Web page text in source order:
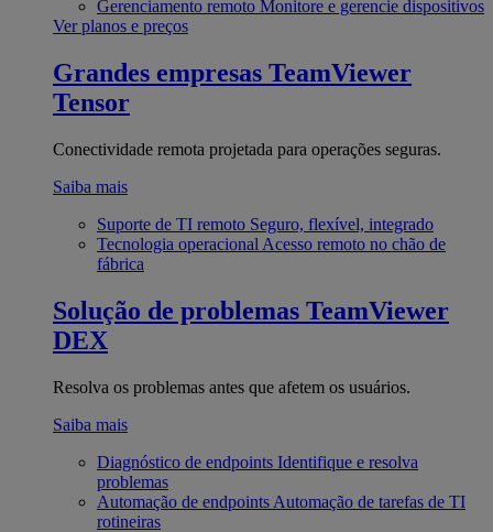
Gerenciamento remoto Monitore e gerencie dispositivos
Ver planos e preços
Grandes empresas TeamViewer
Tensor
Conectividade remota projetada para operações seguras.
Saiba mais
Suporte de TI remoto Seguro, flexível, integrado
Tecnologia operacional Acesso remoto no chão de
fábrica
Solução de problemas TeamViewer
DEX
Resolva os problemas antes que afetem os usuários.
Saiba mais
Diagnóstico de endpoints Identifique e resolva
problemas
Automação de endpoints Automação de tarefas de TI
rotineiras